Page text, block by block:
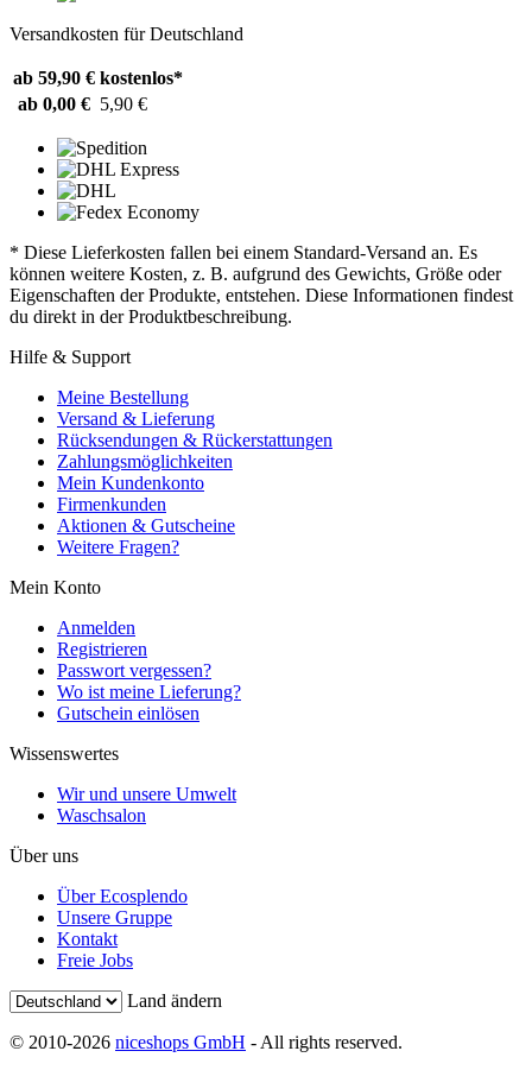
Versandkosten für Deutschland
ab 59,90 € kostenlos*
ab 0,00 € 5,90 €
* Diese Lieferkosten fallen bei einem Standard-Versand an. Es
können weitere Kosten, z. B. aufgrund des Gewichts, Größe oder
Eigenschaften der Produkte, entstehen. Diese Informationen findest
du direkt in der Produktbeschreibung.
Hilfe & Support
Meine Bestellung
Versand & Lieferung
Rücksendungen & Rückerstattungen
Zahlungsmöglichkeiten
Mein Kundenkonto
Firmenkunden
Aktionen & Gutscheine
Weitere Fragen?
Mein Konto
Anmelden
Registrieren
Passwort vergessen?
Wo ist meine Lieferung?
Gutschein einlösen
Wissenswertes
Wir und unsere Umwelt
Waschsalon
Über uns
Über Ecosplendo
Unsere Gruppe
Kontakt
Freie Jobs
Land ändern
© 2010-2026 niceshops GmbH - All rights reserved.